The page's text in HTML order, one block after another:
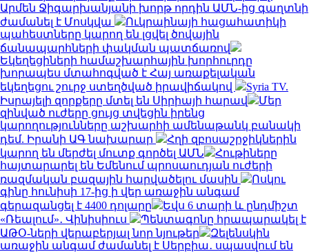
Արմեն Ջիգարխանյանի խորթ որդին ԱՄՆ-ից գաղտնի
ժամանել է Մոսկվա
Ուկրաինայի հացահատիկի
պահեստները կարող են լցվել ծովային
ճանապարհների փակման պատճառով
Եկեղեցիների համաշխարհային խորհուրդը
խորապես մտահոգված է Հայ առաքելական
եկեղեցու շուրջ ստեղծված իրավիճակով
Syria TV.
Իսրայելի զորքերը մտել են Սիրիայի հարավ
Մեր
զինված ուժերը ցույց տվեցին իրենց
կարողությունները աշխարհի ամենաթանկ բանակի
դեմ. Իրանի ԱԳ նախարար
Հղի զբոսաշրջիկներին
կարող են մերժել մուտք գործել ԱՄՆ
Հութիները
հայտարարել են Եմենում պրոսաուդյան ուժերի
ռազմական բազային հարվածելու մասին
Ոսկու
գինը հունիսի 17-ից ի վեր առաջին անգամ
գերազանցել է 4400 դոլարը
Եվս 6 տարի և ընդմիշտ
«Ռեալում»․ Վինիսիուս
Պենտագոնը հրապարակել է
ԱԹՕ-ների վերաբերյալ նոր նյութեր
Զելենսկին
առաջին անգամ ժամանել է Սերբիա․ սպասվում են